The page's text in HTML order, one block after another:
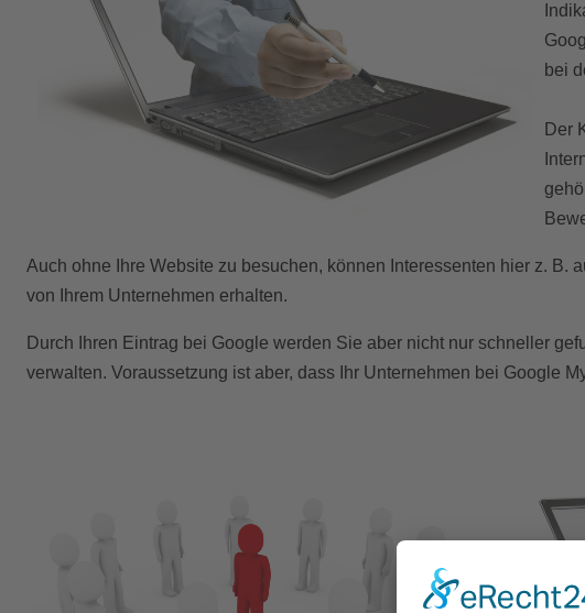
bei
Der
Auch ohne Ihre Website zu besuchen, können Interessenten hier z.
von Ihrem Unternehmen erhalten.
Durch Ihren Eintrag bei Google werden Sie aber nicht nur schneller
verwalten. Voraussetzung ist aber, dass Ihr Unternehmen bei Google